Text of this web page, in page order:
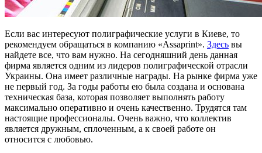
Если вас интересуют полиграфические услуги в Киеве, то
рекомендуем обращаться в компанию «Assaprint». Здесь вы
найдете все, что вам нужно. На сегодняшний день данная
фирма является одним из лидеров полиграфической отрасли
Украины. Она имеет различные награды. На рынке фирма уже
не первый год. За годы работы ею была создана и основана
техническая база, которая позволяет выполнять работу
максимально оперативно и очень качественно. Трудятся там
настоящие профессионалы. Очень важно, что коллектив
является дружным, сплоченным, а к своей работе он
относится с любовью.